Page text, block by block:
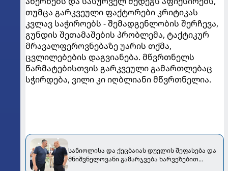
თუმცა გარკვეული ფაქტორები კრიტიკას
კვლავ საჭიროებს - შემადგენლობის შერჩევა,
გუნდის შეთამაშების პრობლემა, ტაქტიკურ
მრავალფეროვნებაზე უარის თქმა,
ცვლილებების დაგვიანება. მწვრთნელს
წარმატებისთვის გარკვეული გამართლებაც
სჭირდება, ვილი კი იღბლიანი მწვრთნელია.
სანიოლისა და ქეცბაიას დუელის შეფასება და
მნიშვნელოვანი გამარჯვება ხარვეზებით...